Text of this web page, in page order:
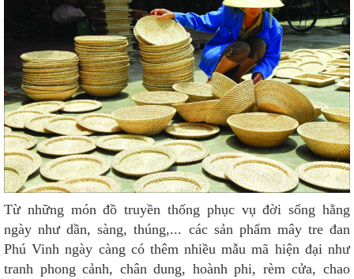
Từ những món đồ truyền thống phục vụ đời sống hằng
ngày như dần, sàng, thúng,... các sản phẩm mây tre đan
Phú Vinh ngày càng có thêm nhiều mẫu mã hiện đại như
tranh phong cảnh, chân dung, hoành phi, rèm cửa, chao